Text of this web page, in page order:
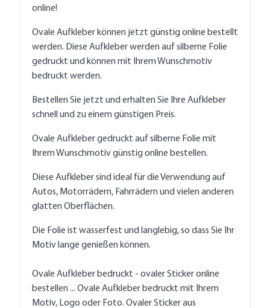
online!
Ovale Aufkleber können jetzt günstig online bestellt
werden. Diese Aufkleber werden auf silberne Folie
gedruckt und können mit Ihrem Wunschmotiv
bedruckt werden.
Bestellen Sie jetzt und erhalten Sie Ihre Aufkleber
schnell und zu einem günstigen Preis.
Ovale Aufkleber gedruckt auf silberne Folie mit
Ihrem Wunschmotiv günstig online bestellen.
Diese Aufkleber sind ideal für die Verwendung auf
Autos, Motorrädern, Fahrrädern und vielen anderen
glatten Oberflächen.
Die Folie ist wasserfest und langlebig, so dass Sie Ihr
Motiv lange genießen können.
Ovale Aufkleber bedruckt - ovaler Sticker online
bestellen ... Ovale Aufkleber bedruckt mit Ihrem
Motiv, Logo oder Foto. Ovaler Sticker aus